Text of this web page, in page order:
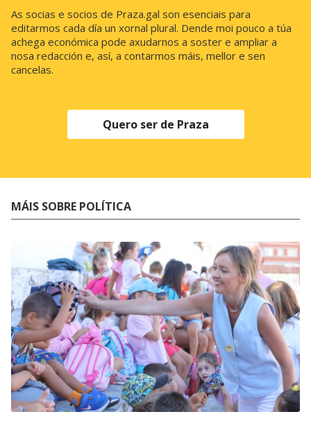
As socias e socios de Praza.gal son esenciais para
editarmos cada día un xornal plural. Dende moi pouco a túa
achega económica pode axudarnos a soster e ampliar a
nosa redacción e, así, a contarmos máis, mellor e sen
cancelas.
Quero ser de Praza
MÁIS SOBRE POLÍTICA